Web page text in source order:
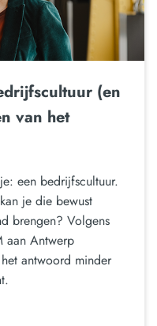
(en
van het
een bedrijfscultuur.
je die bewust
brengen? Volgens
aan Antwerp
antwoord minder